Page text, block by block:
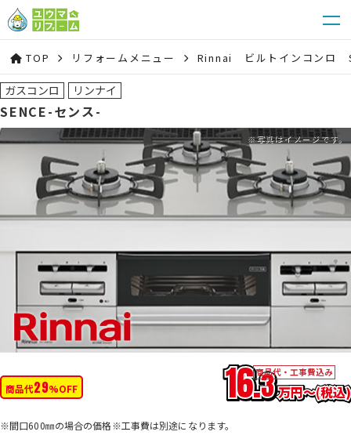
TOP リフォームメニュー Rinnai ビルトインコンロ
ガスコンロ リンナイ
SENCE-センス-
商品代29%OFF 16.3 万円〜(税込)
商品代・工事費込み
※間口600㎜の場合の価格※工事費は別途になります。